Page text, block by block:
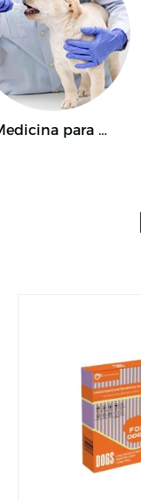
Medicina para mascotas